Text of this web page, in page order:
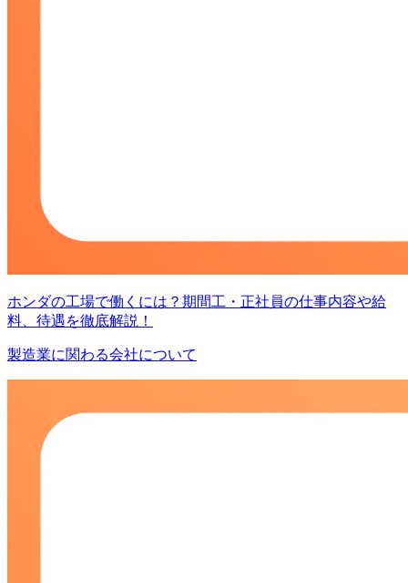
ホンダの工場で働くには？期間工・正社員の仕事内容や給
料、待遇を徹底解説！
製造業に関わる会社について